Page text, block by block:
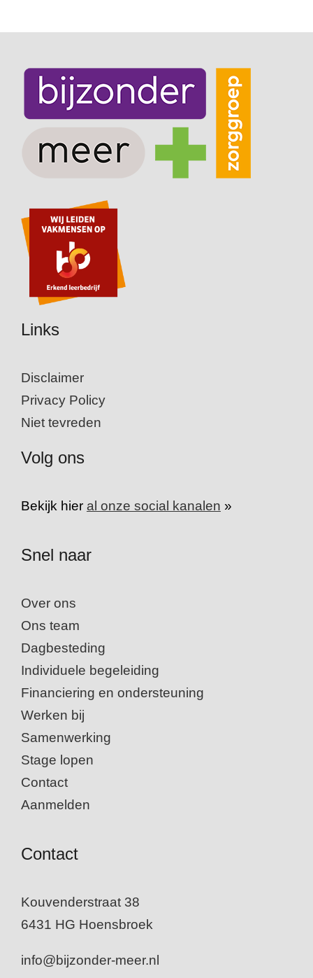
Links
Disclaimer
Privacy Policy
Niet tevreden
Volg ons
Bekijk hier al onze social kanalen »
Snel naar
Over ons
Ons team
Dagbesteding
Individuele begeleiding
Financiering en ondersteuning
Werken bij
Samenwerking
Stage lopen
Contact
Aanmelden
Contact
Kouvenderstraat 38
6431 HG Hoensbroek
info@bijzonder-meer.nl